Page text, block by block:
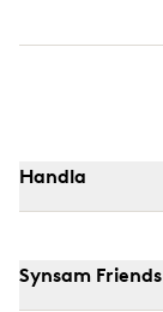
Handla
Synsam Friends